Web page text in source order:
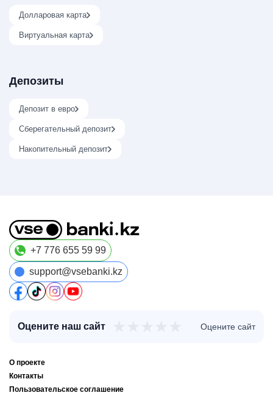
Долларовая карта
Виртуальная карта
Депозиты
Депозит в евро
Сберегательный депозит
Накопительный депозит
+7 776 655 59 99
support@vsebanki.kz
Оцените наш сайт Оцените сайт
О проекте
Контакты
Пользовательское соглашение